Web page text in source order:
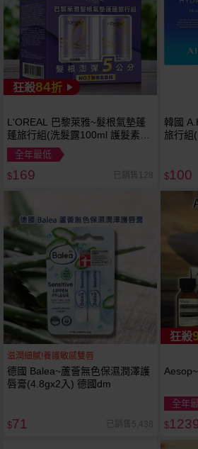
狂殺84折
L'OREAL 巴黎萊雅~髮根氣墊蓬
蓬旅行組(洗髮露100ml 護髮素
100ml) 髮根氣墊瓶
全年最低
$169 已銷售128
韓國
旅行組
$100
滋潤細膩!養護敏感雙唇
德國 Balea~蘆薈無色保濕潤澤護
唇膏(4.8gx2入) 德國dm
$71 已銷售5,438
狂殺
全年
$